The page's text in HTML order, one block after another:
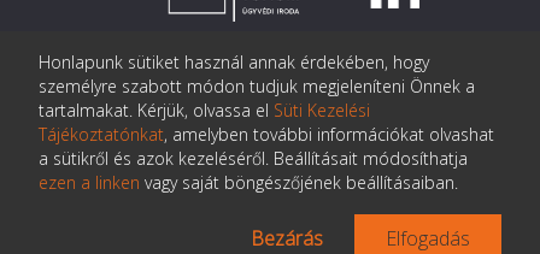
© Copyright Gárdos Mosonyi Tomori Ügyvédi Iroda
postmaster@gmtlegal.hu
Adatkezelési tájékoztató
Az oldalt készítette:Pentacom
Honlapunk sütiket használ annak érdekében, hogy
személyre szabott módon tudjuk megjeleníteni Önnek a
tartalmakat. Kérjük, olvassa el Süti Kezelési
Tájékoztatónkat, amelyben további információkat olvashat
a sütikről és azok kezeléséről. Beállításait módosíthatja
ezen a linken vagy saját böngészőjének beállításaiban.
Bezárás Elfogadás